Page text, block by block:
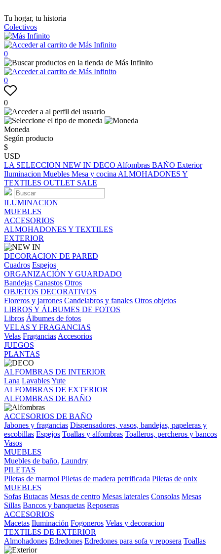
Tu hogar, tu historia
Colectivos
0
0
0
Moneda
Según producto
$
USD
LA SELECCION NEW IN DECO Alfombras BAÑO Exterior
Iluminacion Muebles Mesa y cocina ALMOHADONES Y
TEXTILES OUTLET SALE
ILUMINACION
MUEBLES
ACCESORIOS
ALMOHADONES Y TEXTILES
EXTERIOR
DECORACION DE PARED
Cuadros Espejos
ORGANIZACIÓN Y GUARDADO
Bandejas Canastos Otros
OBJETOS DECORATIVOS
Floreros y jarrones Candelabros y fanales Otros objetos
LIBROS Y ÁLBUMES DE FOTOS
Libros Álbumes de fotos
VELAS Y FRAGANCIAS
Velas Fragancias Accesorios
JUEGOS
PLANTAS
ALFOMBRAS DE INTERIOR
Lana LavablesYute
ALFOMBRAS DE EXTERIOR
ALFOMBRAS DE BAÑO
ACCESORIOS DE BAÑO
Jabones y fragancias Dispensadores, vasos, bandejas, papeleras y
escobillas Espejos Toallas y alfombras Toalleros, percheros y bancos
Vasos
MUEBLES
Muebles de baño. Laundry
PILETAS
Piletas de marmol Piletas de madera petrificada Piletas de onix
MUEBLES
Sofas Butacas Mesas de centro Mesas laterales Consolas Mesas
Sillas Bancos y banquetas Reposeras
ACCESORIOS
Macetas Iluminación Fogoneros Velas y decoracion
TEXTILES DE EXTERIOR
Almohadones Edredones Edredones para sofa y reposera Toallas